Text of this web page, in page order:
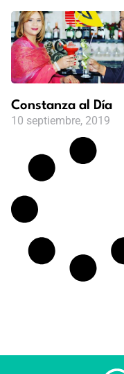
Constanza al Día
10 septiembre, 2019